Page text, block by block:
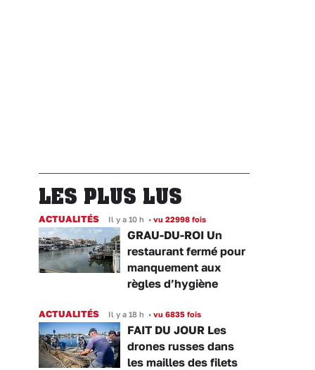
LES PLUS LUS
ACTUALITÉS Il y a 10 h • vu 22998 fois
GRAU-DU-ROI Un
restaurant fermé pour
manquement aux
règles d’hygiène
ACTUALITÉS Il y a 18 h • vu 6835 fois
FAIT DU JOUR Les
drones russes dans
les mailles des filets